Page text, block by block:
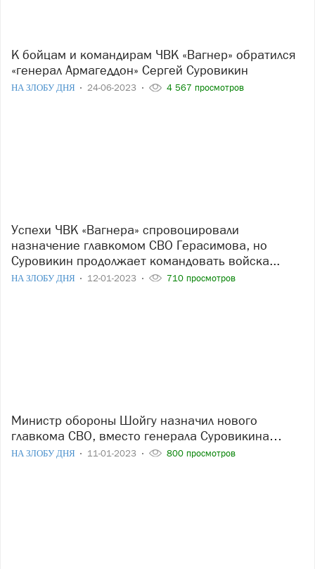
К бойцам и командирам ЧВК «Вагнер» обратился
«генерал Армагеддон» Сергей Суровикин
НА ЗЛОБУ ДНЯ 24-06-2023 4 567 просмотров
Успехи ЧВК «Вагнера» спровоцировали
назначение главкомом СВО Герасимова, но
Суровикин продолжает командовать войска...
НА ЗЛОБУ ДНЯ 12-01-2023 710 просмотров
Министр обороны Шойгу назначил нового
главкома СВО, вместо генерала Суровикина…
НА ЗЛОБУ ДНЯ 11-01-2023 800 просмотров